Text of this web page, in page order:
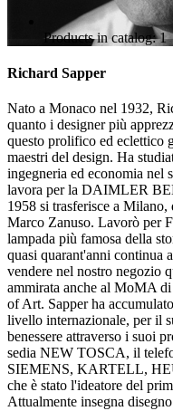
Products in catalog: 1
Richard Sapper
Nato a Monaco nel 1932,
quanto i designer più
questo prolifico ed eclettico
maestri del design. Ha
ingegneria ed economia nel
lavora per la DAIMLER
1958 si trasferisce a
Marco Zanuso. Lavorò per
lampada più famosa della
quasi quarant'anni continua
vendere nel nostro negozio
ammirata anche al MoMA
of Art. Sapper ha
livello internazionale, per il
benessere attraverso i suoi
sedia NEW TOSCA, il
SIEMENS, KARTELL,
che è stato l'ideatore del
Attualmente insegna